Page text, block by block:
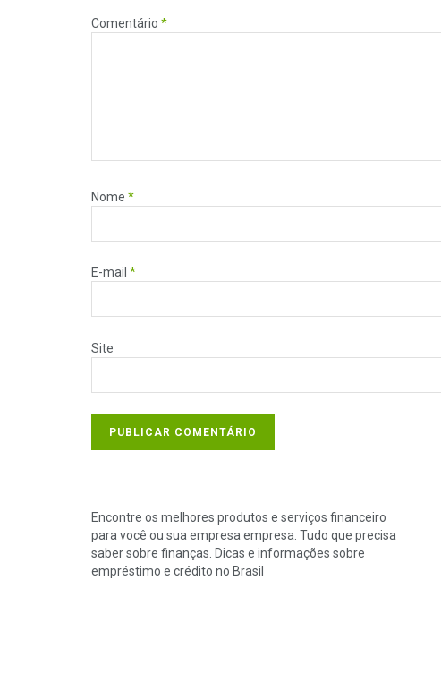
Comentário *
Nome *
E-mail *
Site
Encontre os melhores produtos e serviços financeiro
para você ou sua empresa empresa. Tudo que precisa
saber sobre finanças. Dicas e informações sobre
empréstimo e crédito no Brasil